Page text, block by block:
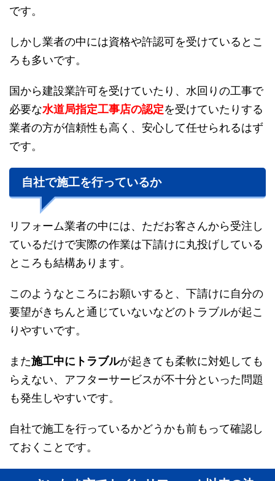
です。
しかし業者の中には資格や許認可を受けているとこ
ろも多いです。
国から建設業許可を受けていたり、水回りの工事で
必要な水道局指定工事店の認定を受けていたりする
業者の方が信頼性も高く、安心して任せられるはず
です。
自社で施工を行っているか
リフォーム業者の中には、ただお客さんから受注し
ているだけで実際の作業は下請けに丸投げしている
ところも結構あります。
このようなところにお願いすると、下請けに自分の
要望がきちんと通じていないなどのトラブルが起こ
りやすいです。
また施工中にトラブルが起きても柔軟に対処しても
らえない、アフターサービスが不十分といった問題
も発生しやすいです。
自社で施工を行っているかどうかも前もって確認し
ておくことです。